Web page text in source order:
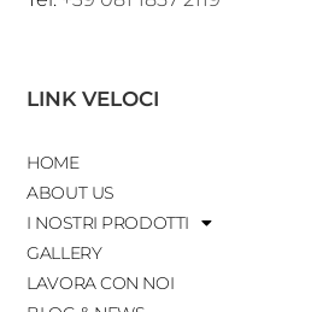
LINK VELOCI
HOME
ABOUT US
I NOSTRI PRODOTTI
GALLERY
LAVORA CON NOI